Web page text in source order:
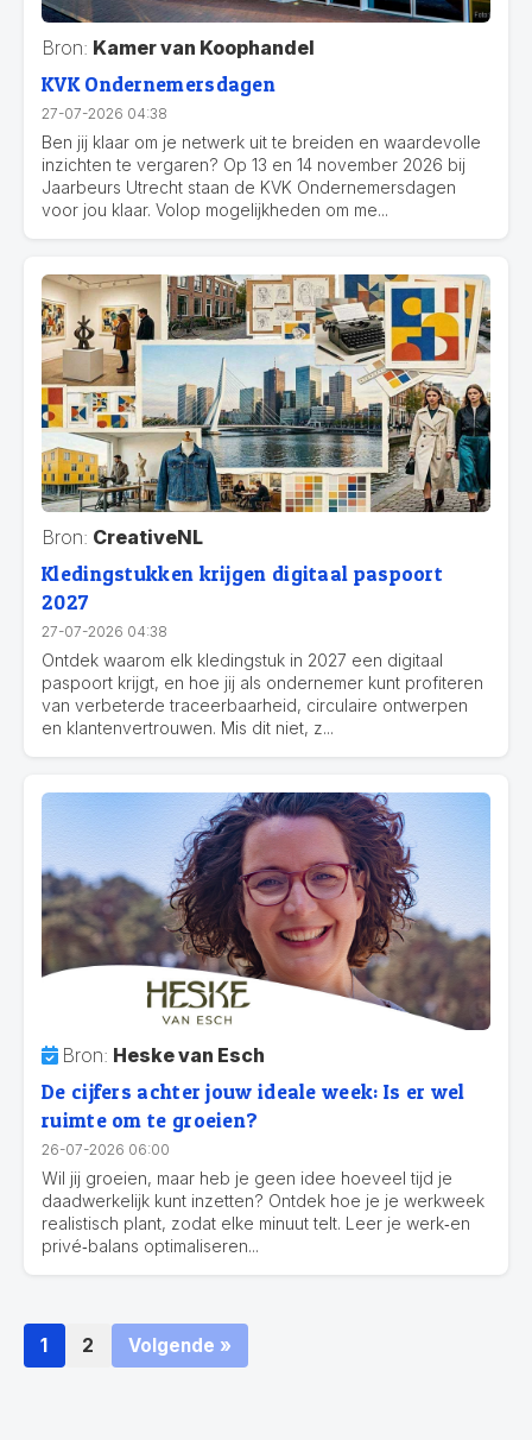
Bron: Kamer van Koophandel
KVK Ondernemersdagen
27-07-2026 04:38
Ben jij klaar om je netwerk uit te breiden en waardevolle
inzichten te vergaren? Op 13 en 14 november 2026 bij
Jaarbeurs Utrecht staan de KVK Ondernemersdagen
voor jou klaar. Volop mogelijkheden om me...
Bron: CreativeNL
Kledingstukken krijgen digitaal paspoort
2027
27-07-2026 04:38
Ontdek waarom elk kledingstuk in 2027 een digitaal
paspoort krijgt, en hoe jij als ondernemer kunt profiteren
van verbeterde traceerbaarheid, circulaire ontwerpen
en klantenvertrouwen. Mis dit niet, z...
Bron: Heske van Esch
De cijfers achter jouw ideale week: Is er wel
ruimte om te groeien?
26-07-2026 06:00
Wil jij groeien, maar heb je geen idee hoeveel tijd je
daadwerkelijk kunt inzetten? Ontdek hoe je je werkweek
realistisch plant, zodat elke minuut telt. Leer je werk‑en
privé‑balans optimaliseren...
1 2 Volgende »